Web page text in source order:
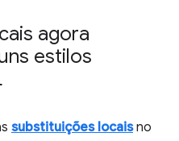
agora
estilos
substituições locaisno